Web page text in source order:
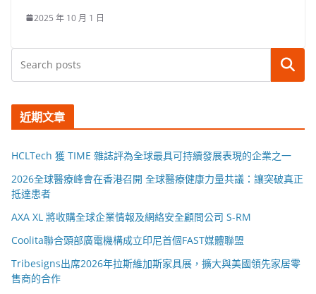
2025 年 10 月 1 日
搜尋
近期文章
HCLTech 獲 TIME 雜誌評為全球最具可持續發展表現的企業之一
2026全球醫療峰會在香港召開 全球醫療健康力量共議：讓突破真正
抵達患者
AXA XL 將收購全球企業情報及網絡安全顧問公司 S-RM
Coolita聯合頭部廣電機構成立印尼首個FAST媒體聯盟
Tribesigns出席2026年拉斯維加斯家具展，擴大與美國領先家居零
售商的合作